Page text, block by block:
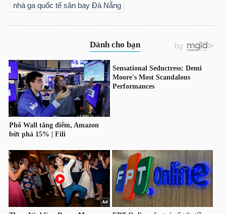
nhà ga quốc tế sân bay Đà Nẵng
VẬT
LIỆU
CÔNG
NGHIỆP
TIÊU
DÙNG
KHÔNG
THIẾT